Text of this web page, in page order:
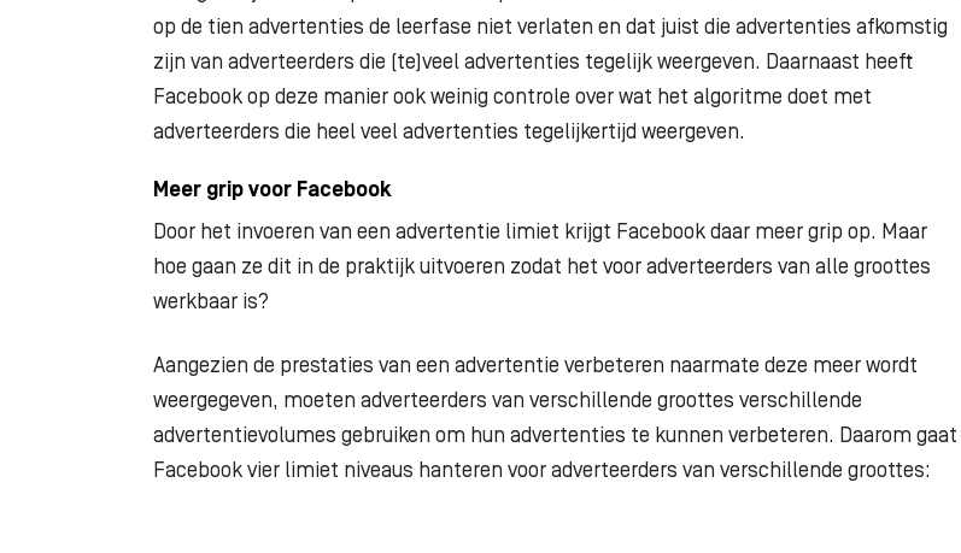
op de tien advertenties de leerfase niet verlaten en dat juist die advertenties afkomstig
zijn van adverteerders die (te)veel advertenties tegelijk weergeven. Daarnaast heeft
Facebook op deze manier ook weinig controle over wat het algoritme doet met
adverteerders die heel veel advertenties tegelijkertijd weergeven.
Meer grip voor Facebook
Door het invoeren van een advertentie limiet krijgt Facebook daar meer grip op. Maar
hoe gaan ze dit in de praktijk uitvoeren zodat het voor adverteerders van alle groottes
werkbaar is?
Aangezien de prestaties van een advertentie verbeteren naarmate deze meer wordt
weergegeven, moeten adverteerders van verschillende groottes verschillende
advertentievolumes gebruiken om hun advertenties te kunnen verbeteren. Daarom gaat
Facebook vier limiet niveaus hanteren voor adverteerders van verschillende groottes: